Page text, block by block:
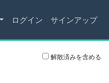
ログイン サインアップ
解散済みを含める